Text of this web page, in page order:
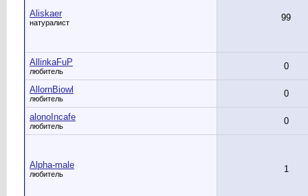
Aliskaer
натуралист 99
AllinkaFuP
любитель 0
AllornBiowl
любитель 0
alonoIncafe
любитель 0
Alpha-male
любитель 1